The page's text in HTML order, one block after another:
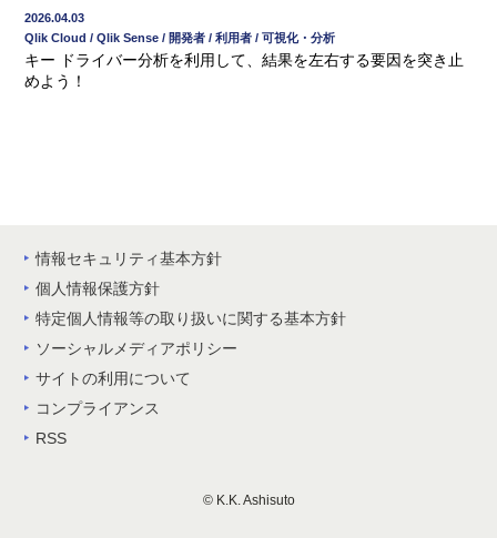
2026.04.03
Qlik Cloud / Qlik Sense / 開発者 / 利用者 / 可視化・分析
キー ドライバー分析を利用して、結果を左右する要因を突き止
めよう！
情報セキュリティ基本方針
個人情報保護方針
特定個人情報等の取り扱いに関する基本方針
ソーシャルメディアポリシー
サイトの利用について
コンプライアンス
RSS
© K.K. Ashisuto